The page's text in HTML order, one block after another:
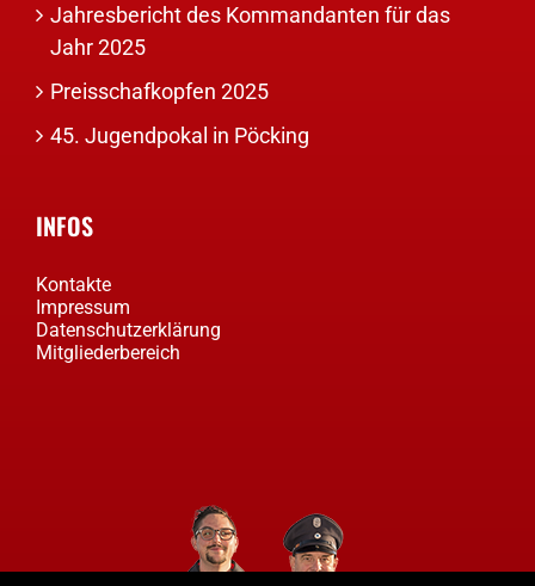
Jahresbericht des Kommandanten für das
Jahr 2025
Preisschafkopfen 2025
45. Jugendpokal in Pöcking
INFOS
Kontakte
Impressum
Datenschutzerklärung
Mitgliederbereich